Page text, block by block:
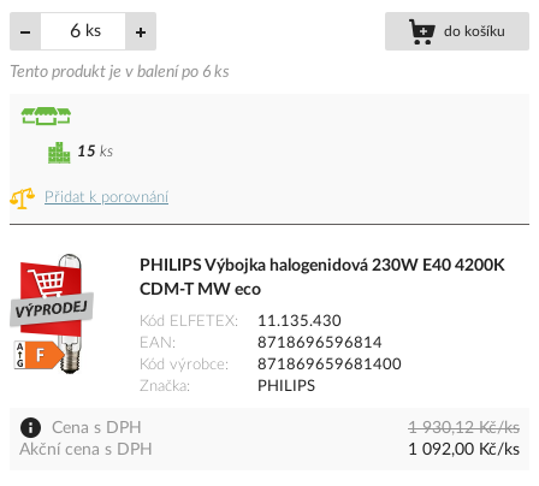
ks do košíku
Tento produkt je v balení po 6 ks
Přidat k porovnání
15 ks
PHILIPS Výbojka halogenidová 230W E40 4200K
CDM-T MW eco
Kód ELFETEX
11.135.430
EAN
8718696596814
Kód výrobce
871869659681400
Značka
PHILIPS
Cena s DPH
1 930,12 Kč/ks
Akční cena s DPH
1 092,00 Kč/ks